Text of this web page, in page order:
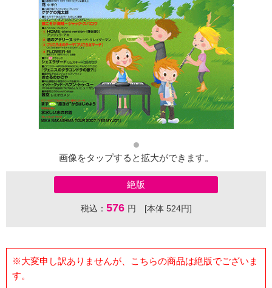
画像をタップすると拡大ができます。
絶版
税込： 576 円 [本体 524円]
※大変申し訳ありませんが、こちらの商品は絶版でございま
す。